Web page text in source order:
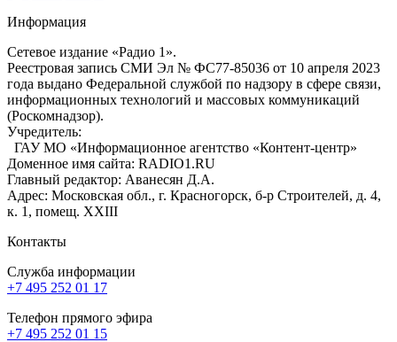
Информация
Сетевое издание «Радио 1».
Реестровая запись СМИ Эл № ФС77-85036 от 10 апреля 2023
года выдано Федеральной службой по надзору в сфере связи,
информационных технологий и массовых коммуникаций
(Роскомнадзор).
Учредитель:
ГАУ МО «Информационное агентство «Контент-центр»
Доменное имя сайта: RADIO1.RU
Главный редактор: Аванесян Д.А.
Адрес: Московская обл., г. Красногорск, б-р Строителей, д. 4,
к. 1, помещ. XXIII
Контакты
Служба информации
+7 495 252 01 17
Телефон прямого эфира
+7 495 252 01 15